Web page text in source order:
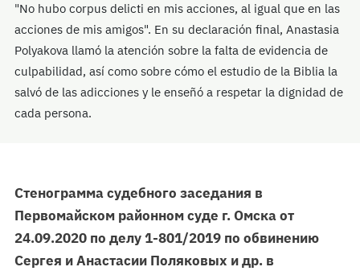
"No hubo corpus delicti en mis acciones, al igual que en las
acciones de mis amigos". En su declaración final, Anastasia
Polyakova llamó la atención sobre la falta de evidencia de
culpabilidad, así como sobre cómo el estudio de la Biblia la
salvó de las adicciones y le enseñó a respetar la dignidad de
cada persona.
Стенограмма судебного заседания в
Первомайском районном суде г. Омска от
24.09.2020 по делу 1-801/2019 по обвинению
Сергея и Анастасии Поляковых и др. в